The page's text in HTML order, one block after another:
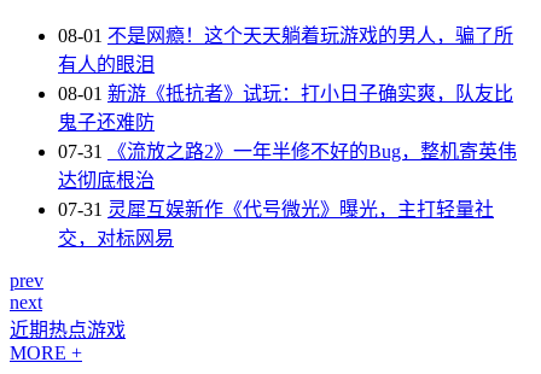
08-01 不是网瘾！这个天天躺着玩游戏的男人，骗了所
有人的眼泪
08-01 新游《抵抗者》试玩：打小日子确实爽，队友比
鬼子还难防
07-31
《流放之路2》一年半修不好的Bug，整机寄英伟
达彻底根治
07-31 灵犀互娱新作《代号微光》曝光，主打轻量社
交，对标网易
prev
next
近期热点游戏
MORE +